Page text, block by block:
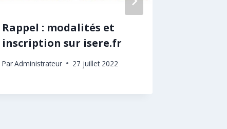
Rappel : modalités et
inscription sur isere.fr
ParAdministrateur 27 juillet 2022